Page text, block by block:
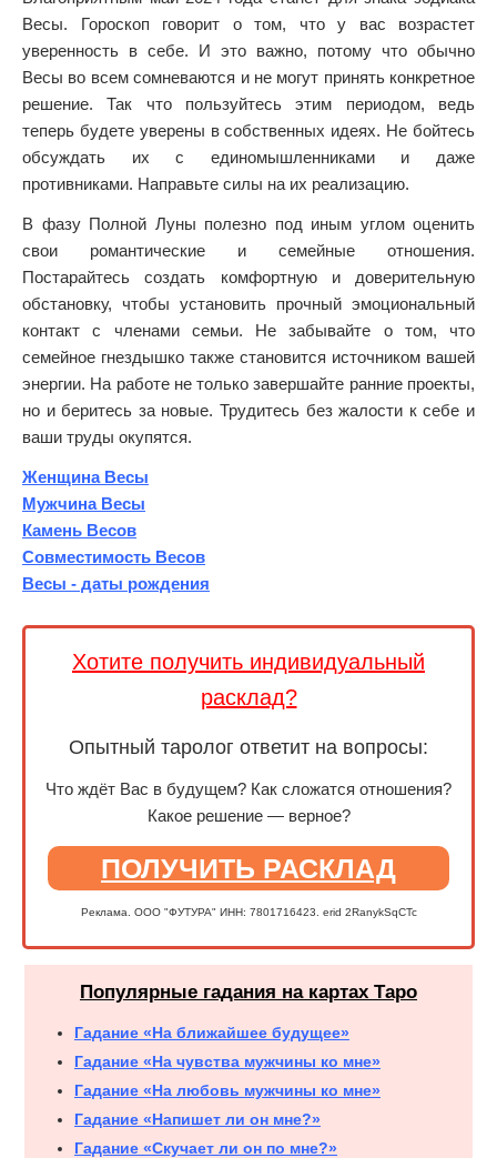
Весы. Гороскоп говорит о том, что у вас возрастет
уверенность в себе. И это важно, потому что обычно
Весы во всем сомневаются и не могут принять конкретное
решение. Так что пользуйтесь этим периодом, ведь
теперь будете уверены в собственных идеях. Не бойтесь
обсуждать их с единомышленниками и даже
противниками. Направьте силы на их реализацию.
В фазу Полной Луны полезно под иным углом оценить
свои романтические и семейные отношения.
Постарайтесь создать комфортную и доверительную
обстановку, чтобы установить прочный эмоциональный
контакт с членами семьи. Не забывайте о том, что
семейное гнездышко также становится источником вашей
энергии. На работе не только завершайте ранние проекты,
но и беритесь за новые. Трудитесь без жалости к себе и
ваши труды окупятся.
Женщина Весы
Мужчина Весы
Камень Весов
Совместимость Весов
Весы - даты рождения
Хотите получить индивидуальный
расклад?
Опытный таролог ответит на вопросы:
Что ждёт Вас в будущем? Как сложатся отношения?
Какое решение — верное?
ПОЛУЧИТЬ РАСКЛАД
Реклама. ООО "ФУТУРА" ИНН: 7801716423. erid 2RanykSqCTc
Популярные гадания на картах Таро
Гадание «На ближайшее будущее»
Гадание «На чувства мужчины ко мне»
Гадание «На любовь мужчины ко мне»
Гадание «Напишет ли он мне?»
Гадание «Скучает ли он по мне?»